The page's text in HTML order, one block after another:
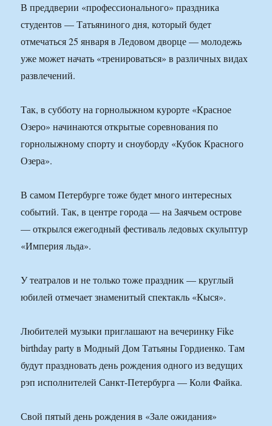
В преддверии «профессионального» праздника
студентов — Татьяниного дня, который будет
отмечаться 25 января в Ледовом дворце — молодежь
уже может начать «тренироваться» в различных видах
развлечений.
Так, в субботу на горнолыжном курорте «Красное
Озеро» начинаются открытые соревнования по
горнолыжному спорту и сноуборду «Кубок Красного
Озера».
В самом Петербурге тоже будет много интересных
событий. Так, в центре города — на Заячьем острове
— открылся ежегодный фестиваль ледовых скульптур
«Империя льда».
У театралов и не только тоже праздник — круглый
юбилей отмечает знаменитый спектакль «Кыся».
Любителей музыки приглашают на вечеринку Fike
birthday party в Модный Дом Татьяны Гордиенко. Там
будут праздновать день рождения одного из ведущих
рэп исполнителей Санкт-Петербурга — Коли Файка.
Свой пятый день рождения в «Зале ожидания»